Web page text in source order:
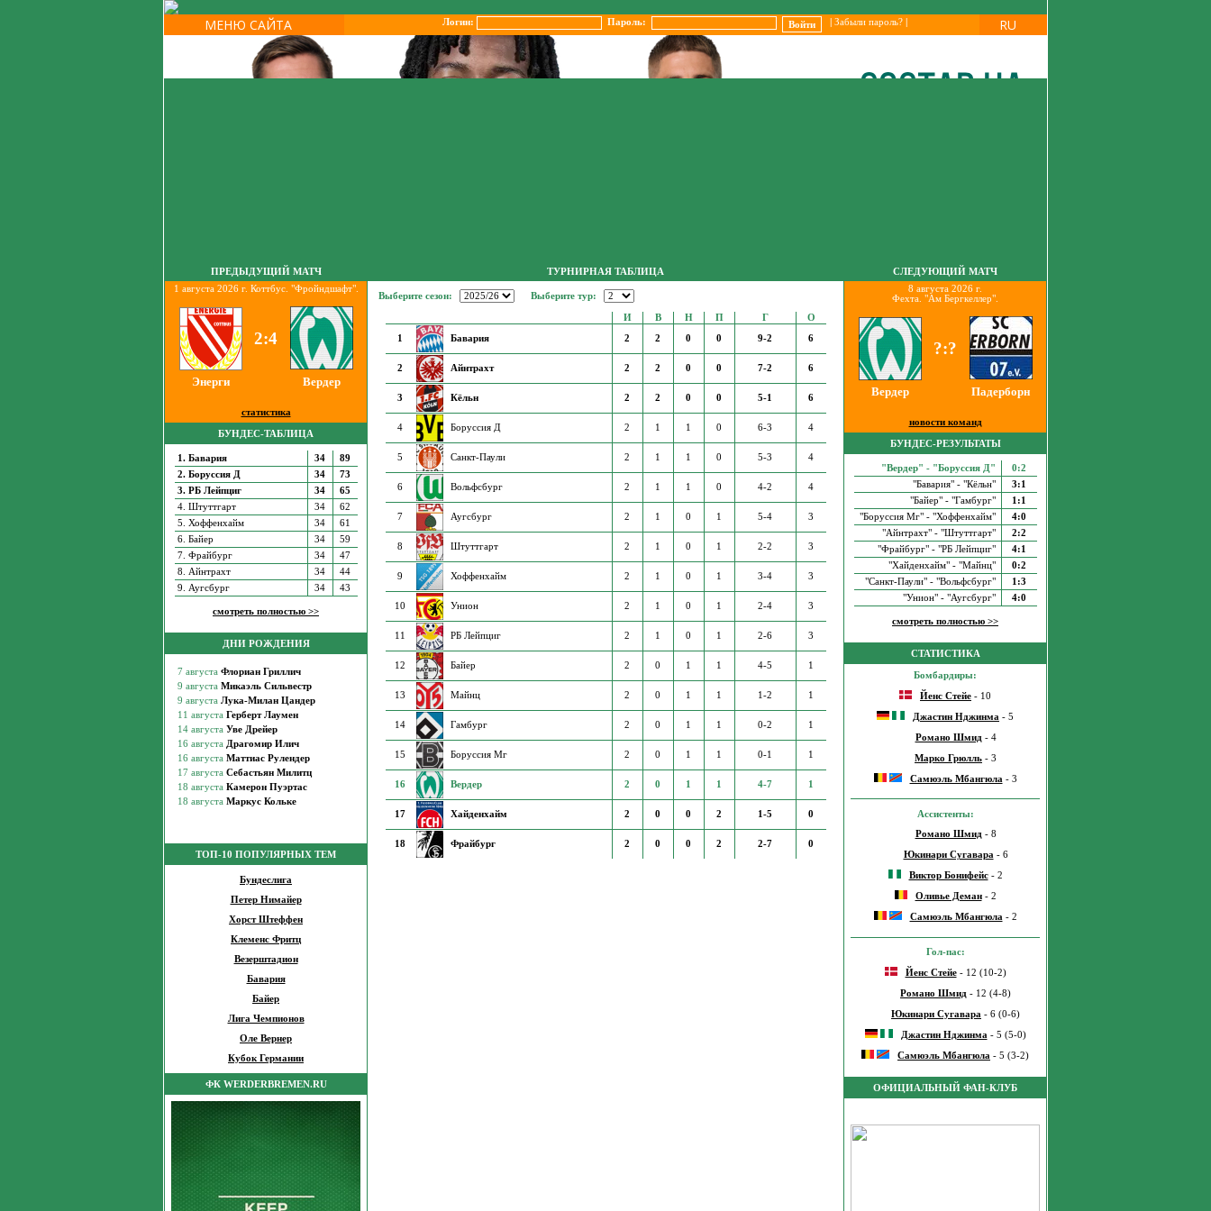
МЕНЮ САЙТА Логин: Пароль: Забыли пароль?| RU
ПРЕДЫДУЩИЙ МАТЧ
1 августа 2026 г. Коттбус. "Фройндшафт".
2:4
Энерги Вердер
статистика
БУНДЕС-ТАБЛИЦА
1. Бавария 34
89
2. Боруссия Д
34
73
3. РБ Лейпциг
34
65
4. Штуттгарт
34
62
5. Хоффенхайм
34
61
6. Байер
34
59
7. Фрайбург
34
47
8. Айнтрахт
34
44
9. Аугсбург
34 43
смотреть полностью >>
ДНИ РОЖДЕНИЯ
ТОП-10 ПОПУЛЯРНЫХ ТЕМ
Бундеслига
Петер Нимайер
Хорст Штеффен
Клеменс Фритц
Везерштадион
Бавария
Байер
Лига Чемпионов
Оле Вернер
Кубок Германии
ФК WERDERBREMEN.RU
ТУРНИРНАЯ ТАБЛИЦА
Выберите сезон: Выберите тур:
И В Н П Г О
1 Бавария 2 2 0 0 9-2 6
2 Айнтрахт 2 2 0 0 7-2 6
3 Кёльн 2 2 0 0 5-1 6
4 Боруссия Д 2 1 1 0 6-3 4
5 Санкт-Паули 2 1 1 0 5-3 4
6 Вольфсбург 2 1 1 0 4-2 4
7 Аугсбург 2 1 0 1 5-4 3
8 Штуттгарт 2 1 0 1 2-2 3
9 Хоффенхайм 2 1 0 1 3-4 3
10 Унион 2 1 0 1 2-4 3
11 РБ Лейпциг 2 1 0 1 2-6 3
12 Байер 2 0 1 1 4-5 1
13 Майнц 2 0 1 1 1-2 1
14 Гамбург 2 0 1 1 0-2 1
15 Боруссия Мг 2 0 1 1 0-1 1
16 Вердер 2 0 1 1 4-7 1
17 Хайденхайм 2 0 0 2 1-5 0
18 Фрайбург 2 0 0 2 2-7 0
СЛЕДУЮЩИЙ МАТЧ
8 августа 2026 г.
Фехта. "Ам Бергкеллер".
?:?
Вердер Падерборн
новости команд
БУНДЕС-РЕЗУЛЬТАТЫ
"Вердер" - "Боруссия Д"
0:2
"Бавария" - "Кёльн"
3:1
"Байер" - "Гамбург"
1:1
"Боруссия Мг" - "Хоффенхайм"
4:0
"Айнтрахт" - "Штуттгарт"
2:2
"Фрайбург" - "РБ Лейпциг"
4:1
"Хайденхайм" - "Майнц"
0:2
"Санкт-Паули" - "Вольфсбург"
1:3
"Унион" - "Аугсбург"
4:0
смотреть полностью >>
СТАТИСТИКА
Бомбардиры:
Йенс Стейе - 10
Джастин Нджинма - 5
Романо Шмид- 4
Марко Грюлль - 3
Самюэль Мбангюла - 3
Ассистенты:
Романо Шмид- 8
Юкинари Сугавара- 6
Виктор Бонифейс- 2
Оливье Деман- 2
Самюэль Мбангюла- 2
Гол-пас:
Йенс Стейе- 12 (10-2)
Романо Шмид - 12 (4-8)
Юкинари Сугавара - 6 (0-6)
Джастин Нджинма - 5 (5-0)
Самюэль Мбангюла - 5 (3-2)
ОФИЦИАЛЬНЫЙ ФАН-КЛУБ